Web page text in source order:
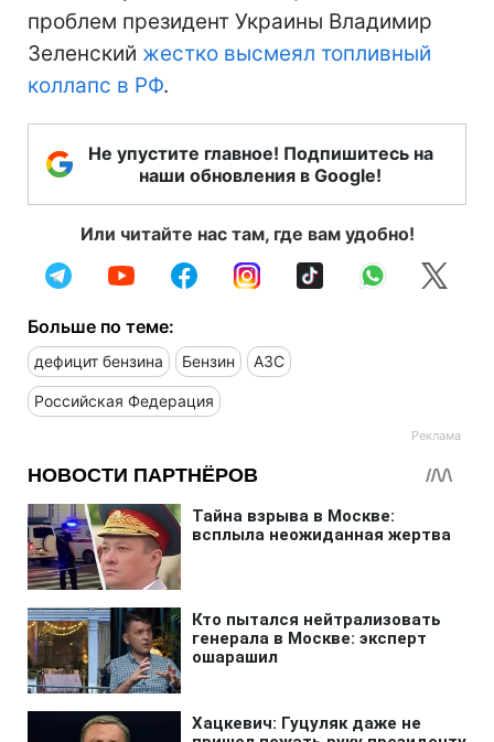
проблем президент Украины Владимир
Зеленский жестко высмеял топливный
коллапс в РФ.
Не упустите главное! Подпишитесь на
наши обновления в Google!
Или читайте нас там, где вам удобно!
Больше по теме:
дефицит бензина Бензин АЗС
Российская Федерация